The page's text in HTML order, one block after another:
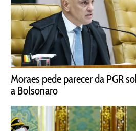
Moraes pede parecer da PGR
a Bolsonaro